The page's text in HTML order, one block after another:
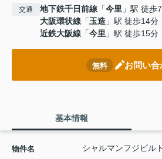
交通 地下鉄千日前線 「今里 」駅 徒歩
大阪環状線 「玉造 」駅 徒歩14分
近鉄大阪線 「今里 」駅 徒歩15分
無料 お問い合
基本情報
物件名 シャルマンフジビル